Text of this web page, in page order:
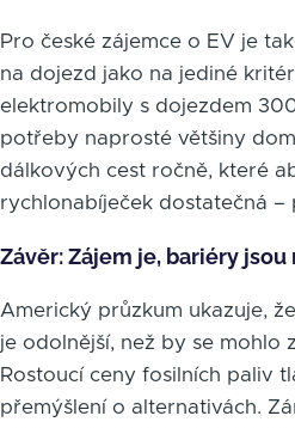
Pro české zájemce o EV je
na dojezd jako na jediné
elektromobily s dojezdem
potřeby naprosté většiny
dálkových cest ročně, které
rychlonabíječek dostatečná –
Závěr: Zájem je, bariéry
Americký průzkum ukazuje,
je odolnější, než by se mohlo
Rostoucí ceny fosilních paliv
přemýšlení o alternativách.